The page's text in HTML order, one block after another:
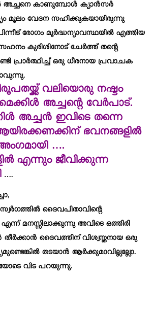
അച്ചനെ കാണുമ്പോൾ ക്യാൻസർ
മൂലം വേദന സഹിക്കുകയായിരുന്നു
രോഗം മൂർദ്ധന്യാവസ്ഥയിൽ എത്തിയ
കുരിശിനോട് ചേർത്ത് തന്റെ
പ്രാർത്ഥിച്ച് ഒരു ധീരനായ പ്രവാചക
പതയ്ക്ക് വലിയൊരു നഷ്ടം
അച്ചന്റെ വേർപാട്.
അച്ചൻ ഇവിടെ തന്നെ
ഭവനങ്ങളിൽ
….
എന്നും ജീവിക്കുന്ന
….
ദൈവപിതാവിന്റെ
മനസ്സിലാക്കുന്നു അവിടെ ഒത്തിരി
തീർക്കാൻ ദൈവത്തിന് വിശ്വസ്തനായ ഒരു
തടയാൻ ആർക്കുമാവില്ലല്ലോ.
വിട പറയുന്നു.